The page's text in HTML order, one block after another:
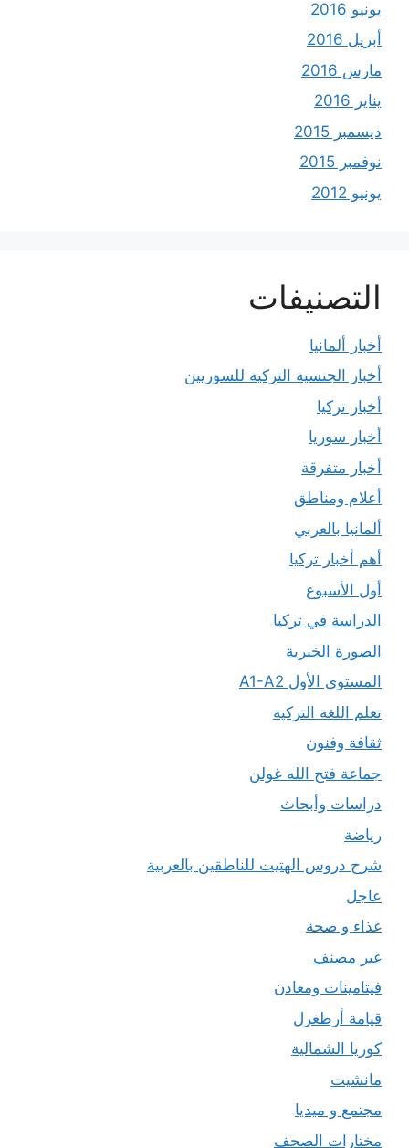
يونيو 2016
أبريل 2016
مارس 2016
يناير 2016
ديسمبر 2015
نوفمبر 2015
يونيو 2012
التصنيفات
أخبار ألمانيا
أخبار الجنسية التركية للسوريين
أخبار تركيا
أخبار سوريا
أخبار متفرقة
أعلام ومناطق
ألمانيا بالعربي
أهم أخبار تركيا
أول الأسبوع
الدراسة في تركيا
الصورة الخبرية
المستوى الأول A1-A2
تعلم اللغة التركية
ثقافة وفنون
جماعة فتح الله غولن
دراسات وأبحاث
رياضة
شرح دروس الهتيت للناطقين بالعربية
عاجل
غذاء و صحة
غير مصنف
فيتامينات ومعادن
قيامة أرطغرل
كوريا الشمالية
مانشيت
مجتمع و ميديا
مختارات الصحف